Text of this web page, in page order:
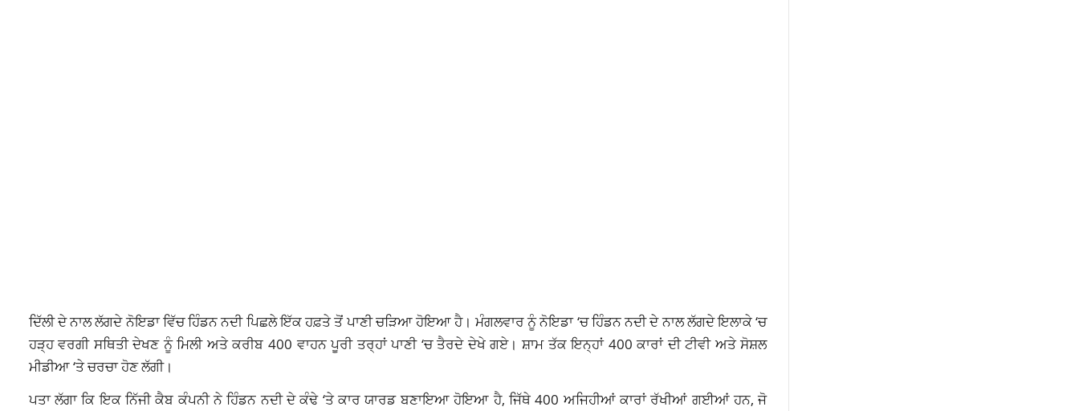
ਦਿੱਲੀ ਦੇ ਨਾਲ ਲੱਗਦੇ ਨੋਇਡਾ ਵਿੱਚ ਹਿੰਡਨ ਨਦੀ ਪਿਛਲੇ ਇੱਕ ਹਫ਼ਤੇ ਤੋਂ ਪਾਣੀ ਚੜਿਆ ਹੋਇਆ ਹੈ। ਮੰਗਲਵਾਰ ਨੂੰ ਨੋਇਡਾ ‘ਚ ਹਿੰਡਨ ਨਦੀ ਦੇ ਨਾਲ ਲੱਗਦੇ ਇਲਾਕੇ ‘ਚ
ਹੜ੍ਹ ਵਰਗੀ ਸਥਿਤੀ ਦੇਖਣ ਨੂੰ ਮਿਲੀ ਅਤੇ ਕਰੀਬ 400 ਵਾਹਨ ਪੂਰੀ ਤਰ੍ਹਾਂ ਪਾਣੀ ‘ਚ ਤੈਰਦੇ ਦੇਖੇ ਗਏ। ਸ਼ਾਮ ਤੱਕ ਇਨ੍ਹਾਂ 400 ਕਾਰਾਂ ਦੀ ਟੀਵੀ ਅਤੇ ਸੋਸ਼ਲ
ਮੀਡੀਆ ‘ਤੇ ਚਰਚਾ ਹੋਣ ਲੱਗੀ।
ਪਤਾ ਲੱਗਾ ਕਿ ਇਕ ਨਿੱਜੀ ਕੈਬ ਕੰਪਨੀ ਨੇ ਹਿੰਡਨ ਨਦੀ ਦੇ ਕੰਢੇ ‘ਤੇ ਕਾਰ ਯਾਰਡ ਬਣਾਇਆ ਹੋਇਆ ਹੈ, ਜਿੱਥੇ 400 ਅਜਿਹੀਆਂ ਕਾਰਾਂ ਰੱਖੀਆਂ ਗਈਆਂ ਹਨ, ਜੋ